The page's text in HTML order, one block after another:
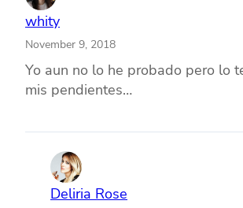
whity
November 9, 2018
Yo aun no lo he probado pero lo
mis pendientes…
Deliria Rose